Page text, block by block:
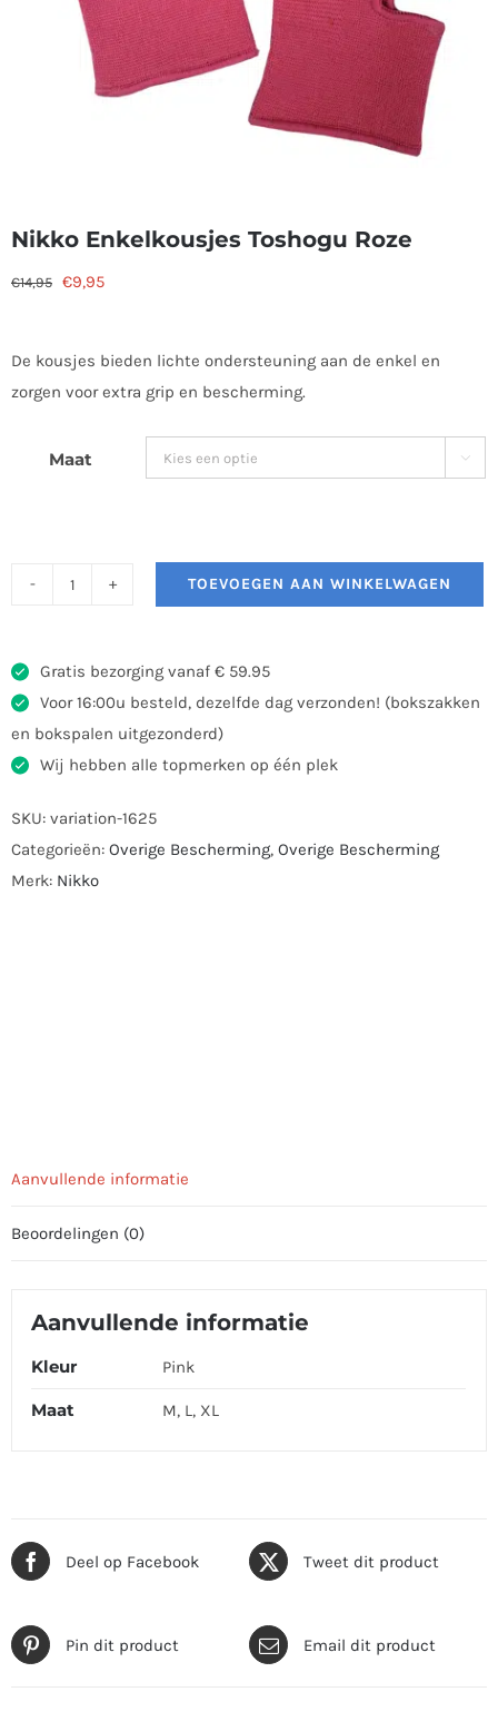
Nikko Enkelkousjes Toshogu Roze
€14,95 Oorspronkelijke
€14,95.
€9,95Huidige
€9,95.
De kousjes bieden lichte ondersteuning aan de enkel en
zorgen voor extra grip en bescherming.
Maat 
Toshogu
Roze
aantal
TOEVOEGEN AAN WINKELWAGEN
Gratis bezorging vanaf € 59.95
Voor 16:00u besteld, dezelfde dag verzonden! (bokszakken
en bokspalen uitgezonderd)
Wij hebben alle topmerken op één plek
SKU: variation-1625
Categorieën: Overige Bescherming, Overige Bescherming
Merk: Nikko
Aanvullende informatie
Beoordelingen (0)
Aanvullende informatie
Kleur Pink
Maat M, L, XL
Deel op Facebook Tweet dit product
Pin dit product Email dit product